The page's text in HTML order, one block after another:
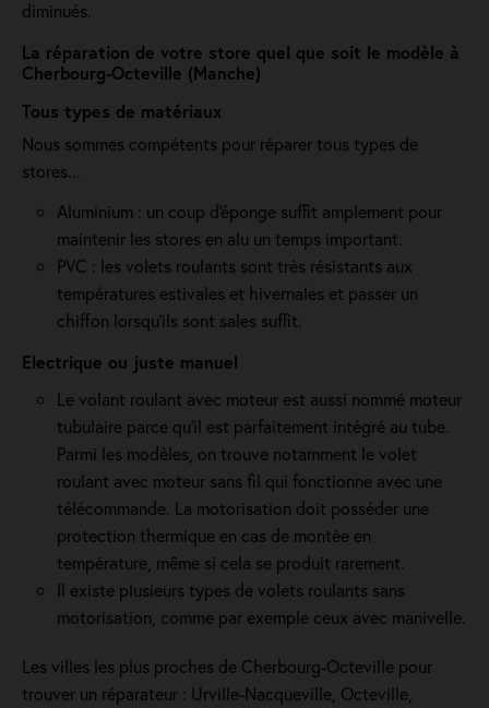
diminués.
La réparation de votre store quel que soit le modèle à
Cherbourg-Octeville (Manche)
Tous types de matériaux
Nous sommes compétents pour réparer tous types de
stores...
Aluminium : un coup d'éponge suffit amplement pour
maintenir les stores en alu un temps important.
PVC : les volets roulants sont très résistants aux
températures estivales et hivernales et passer un
chiffon lorsqu'ils sont sales suffit.
Electrique ou juste manuel
Le volant roulant avec moteur est aussi nommé moteur
tubulaire parce qu'il est parfaitement intégré au tube.
Parmi les modèles, on trouve notamment le volet
roulant avec moteur sans fil qui fonctionne avec une
télécommande. La motorisation doit posséder une
protection thermique en cas de montée en
température, même si cela se produit rarement.
Il existe plusieurs types de volets roulants sans
motorisation, comme par exemple ceux avec manivelle.
Les villes les plus proches de Cherbourg-Octeville pour
trouver un réparateur : Urville-Nacqueville, Octeville,